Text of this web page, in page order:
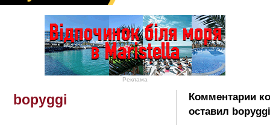
Реклама
bopyggi
Комментарии
оставил